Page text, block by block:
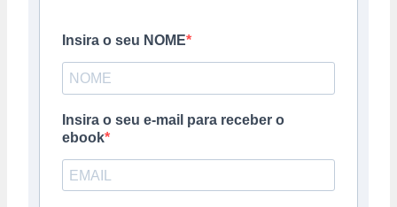
Insira o seu NOME
Insira o seu e-mail para receber o
ebook